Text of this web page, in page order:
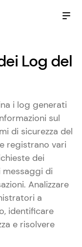
Log del
i log generati
sul
di sicurezza del
registrano vari
dei
messaggi di
Analizzare
a
identificare
e risolvere